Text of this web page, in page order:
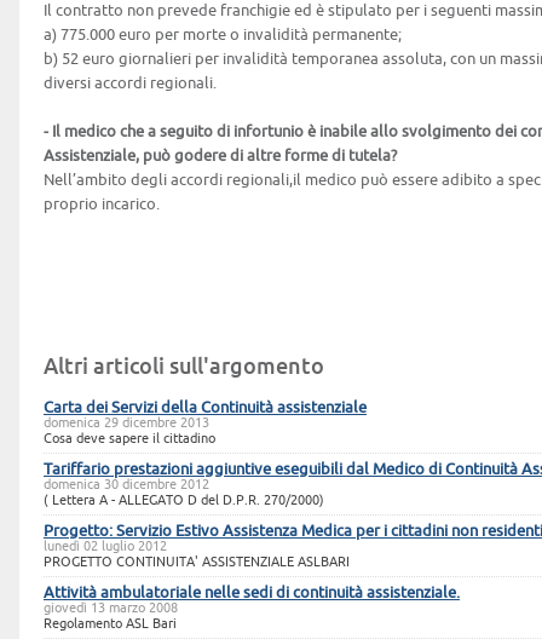
Il contratto non prevede franchigie ed è stipulato per i seguenti
a) 775.000 euro per morte o invalidità permanente;
b) 52 euro giornalieri per invalidità temporanea assoluta, con un
diversi accordi regionali.
- Il medico che a seguito di infortunio è inabile allo svolgimento dei
Assistenziale, può godere di altre forme di tutela?
Nell’ambito degli accordi regionali,il medico può essere adibito a
proprio incarico.
Altri articoli sull'argomento
Carta dei Servizi della Continuità assistenziale
domenica 29 dicembre 2013
Cosa deve sapere il cittadino
Tariffario prestazioni aggiuntive eseguibili dal Medico di Continuità
domenica 30 dicembre 2012
( Lettera A - ALLEGATO D del D.P.R. 270/2000)
Progetto: Servizio Estivo Assistenza Medica per i cittadini non
lunedì 02 luglio 2012
PROGETTO CONTINUITA' ASSISTENZIALE ASLBARI
Attività ambulatoriale nelle sedi di continuità assistenziale.
giovedì 13 marzo 2008
Regolamento ASL Bari